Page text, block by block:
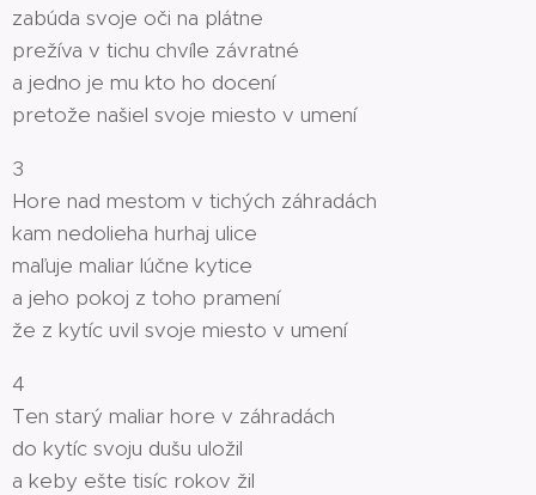
zabúda svoje oči na plátne
prežíva v tichu chvíle závratné
a jedno je mu kto ho docení
pretože našiel svoje miesto v umení
3
Hore nad mestom v tichých záhradách
kam nedolieha hurhaj ulice
maľuje maliar lúčne kytice
a jeho pokoj z toho pramení
že z kytíc uvil svoje miesto v umení
4
Ten starý maliar hore v záhradách
do kytíc svoju dušu uložil
a keby ešte tisíc rokov žil